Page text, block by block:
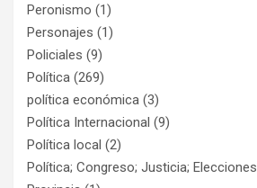
Peronismo (1)
Personajes (1)
Policiales (9)
Política (269)
política económica (3)
Política Internacional (9)
Política local (2)
Política; Congreso; Justicia; Elecciones